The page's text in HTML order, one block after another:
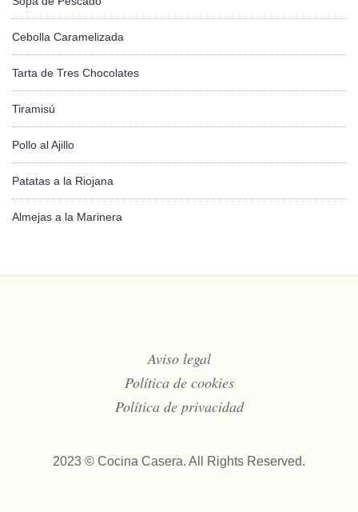
Cebolla Caramelizada
Tarta de Tres Chocolates
Tiramisú
Pollo al Ajillo
Patatas a la Riojana
Almejas a la Marinera
Aviso legal
Política de cookies
Política de privacidad
2023 © Cocina Casera. All Rights Reserved.